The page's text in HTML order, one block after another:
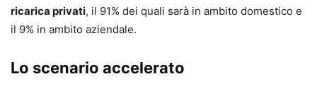
ricarica privati, il 91% dei quali sarà in ambito domestico e
il 9% in ambito aziendale.
Lo scenario accelerato